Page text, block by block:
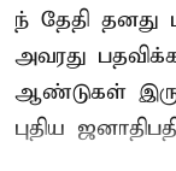
ந் தேதி தனது
அவரது
ஆண்டுகள்
புதிய